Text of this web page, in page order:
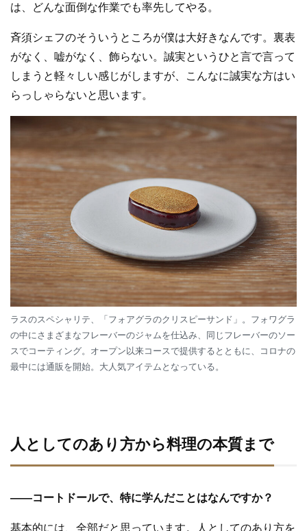
は、どんな面倒な作業でも率先してやる。
斉須シェフのそういうところが僕は大好きなんです。裏表
がなく、嘘がなく、飾らない。誠実というひと言で言って
しまうと軽々しい感じがしますが、こんなに誠実な方はい
らっしゃらないと思います。
ラスのスペシャリテ、「フォアグラのクリスピーサンド」。フォワグラ
の中にさまざまなフレーバーのジャムを仕込み、同じフレーバーのソー
スでコーティング。オープン以来コースで提供するとともに、コロナの
最中には通販を開始。大人気アイテムとなっている。
人としてのあり方から料理の本質まで
——コートドールで、特に学んだことはなんですか？
基本的には、全部だと思っています。人としてのあり方を